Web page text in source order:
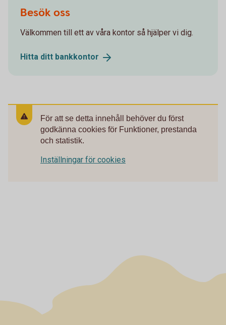
Besök oss
Välkommen till ett av våra kontor så hjälper vi dig.
Hitta ditt bankkontor
För att se detta innehåll behöver du först
godkänna cookies för Funktioner, prestanda
och statistik.
Inställningar för cookies